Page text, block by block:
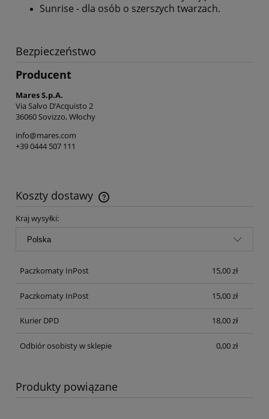
Sunrise - dla osób o szerszych twarzach.
Bezpieczeństwo
Producent
Mares S.p.A.
Via Salvo D’Acquisto 2
36060 Sovizzo, Włochy
info@mares.com
+39 0444 507 111
Koszty dostawy
Cena nie zawiera ewentualnych kosztów płatności
Kraj wysyłki:
Paczkomaty InPost 15,00 zł
Paczkomaty InPost 15,00 zł
Kurier DPD 18,00 zł
Odbiór osobisty w sklepie 0,00 zł
Produkty powiązane